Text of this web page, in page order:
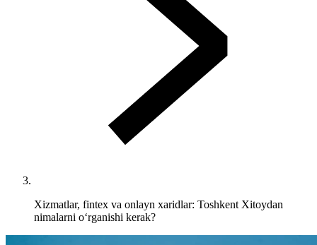
Xizmatlar, fintex va onlayn xaridlar: Toshkent Xitoydan
nimalarni o‘rganishi kerak?